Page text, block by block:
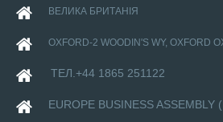
ВЕЛИКА БРИТАНІЯ
OXFORD-2 WOODIN'S WY, OXFORD
ТЕЛ.+44 1865 251122
EUROPE BUSINESS ASSEMBLY